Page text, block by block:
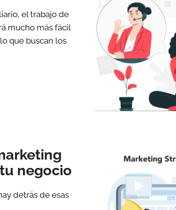
el trabajo de
mucho más fácil
que buscan los
negocio
detrás de esas